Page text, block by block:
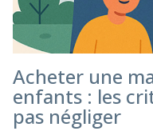
Acheter une
enfants : les
pas négliger